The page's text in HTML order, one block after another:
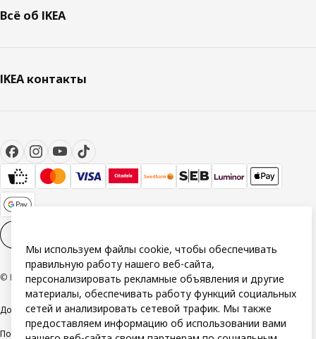
Всё об IKEA
IKEA контакты
© Inter IKEA Systems B.V. 1999-2026
Доступность Общие условия
Политика конфиденциальности и использования файлов cookie
Мы используем файлы cookie, чтобы обеспечивать
правильную работу нашего веб-сайта,
персонализировать рекламные объявления и другие
материалы, обеспечивать работу функций социальных
сетей и анализировать сетевой трафик. Мы также
предоставляем информацию об использовании вами